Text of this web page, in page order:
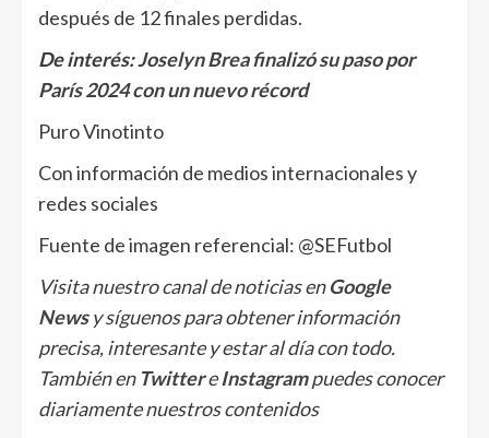
después de 12 finales perdidas.
De interés:Joselyn Brea finalizó su paso por
París 2024 con un nuevo récord
Puro Vinotinto
Con información de medios internacionales y
redes sociales
Fuente de imagen referencial: @SEFutbol
Visita nuestro canal de noticias enGoogle
Newsy síguenos para obtener información
precisa, interesante y estar al día con todo.
También en TwittereInstagrampuedes conocer
diariamente nuestros contenidos